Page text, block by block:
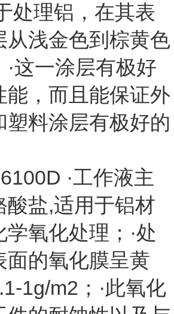
处理铝，在其表
从浅金色到棕黄色
这一涂层有极好
能，而且能保证外
塑料涂层有极好的
·工作液主
酸盐,适用于铝材
氧化处理；·处
面的氧化膜呈黄
1g/m2；·此氧化